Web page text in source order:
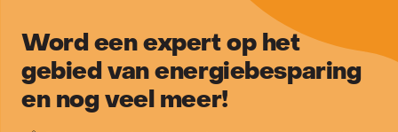
Word een expert op het
gebied van energiebesparing
en nog veel meer!